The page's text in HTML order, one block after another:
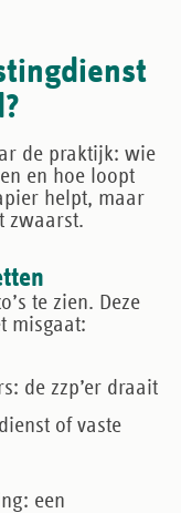
de praktijk: wie
en hoe loopt
helpt, maar
zwaarst.
te zien. Deze
misgaat:
: de zzp’er draait
of vaste
: een